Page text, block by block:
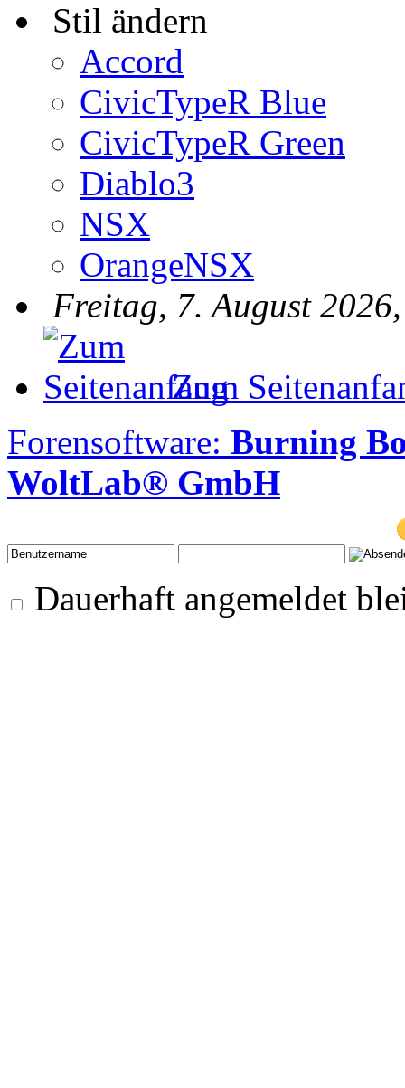
Stil ändern
Accord
CivicTypeR Blue
CivicTypeR Green
Diablo3
NSX
OrangeNSX
Freitag, 7. August
Zum
Forensoftware: Burning
WoltLab® GmbH
Dauerhaft angemeldet